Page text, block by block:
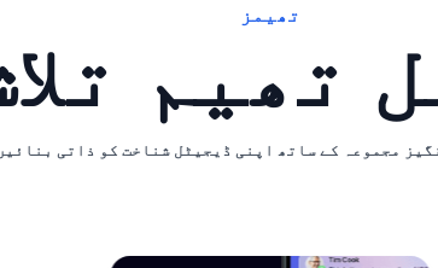
تھیمز
تھیم
مجموعہ کے ساتھ اپنی ڈیجیٹل شناخت کو ذاتی